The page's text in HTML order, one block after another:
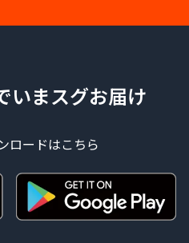
いまスグお届け
ロードはこちら